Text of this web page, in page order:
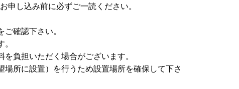
申し込み前に必ずご一読ください。
確認下さい。
負担いただく場合がございます。
所に設置）を行うため設置場所を確保して下さ